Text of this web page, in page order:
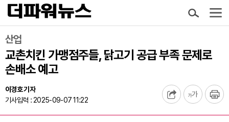
산업
교촌치킨 가맹점주들, 닭고기 공급 부족 문제로
손배소 예고
이경호 기자
기사입력 : 2025-09-07 11:22